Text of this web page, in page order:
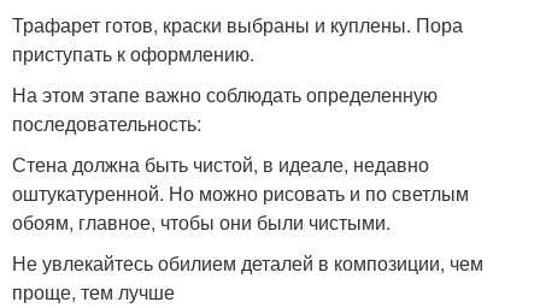
Трафарет готов, краски выбраны и куплены. Пора
приступать к оформлению.
На этом этапе важно соблюдать определенную
последовательность:
Стена должна быть чистой, в идеале, недавно
оштукатуренной. Но можно рисовать и по светлым
обоям, главное, чтобы они были чистыми.
Не увлекайтесь обилием деталей в композиции, чем
проще, тем лучше